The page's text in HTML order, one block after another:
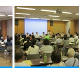
見
学
会
は